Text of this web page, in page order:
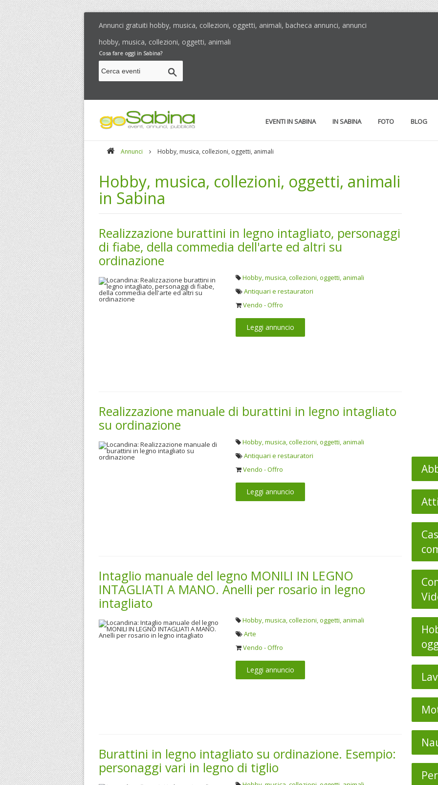
Annunci gratuiti hobby, musica, collezioni, oggetti, animali, bacheca annunci, annunci
hobby, musica, collezioni, oggetti, animali
Cosa fare oggi in Sabina?
EVENTI IN SABINA IN SABINA FOTO BLOG
Annunci Hobby, musica, collezioni, oggetti, animali
Hobby, musica, collezioni, oggetti, animali
in Sabina
Realizzazione burattini in legno intagliato, personaggi
di fiabe, della commedia dell'arte ed altri su
ordinazione
Hobby, musica, collezioni, oggetti, animali
Antiquari e restauratori
Vendo - Offro
Leggi annuncio
Realizzazione manuale di burattini in legno intagliato
su ordinazione
Hobby, musica, collezioni, oggetti, animali
Antiquari e restauratori
Vendo - Offro
Leggi annuncio
Intaglio manuale del legno MONILI IN LEGNO
INTAGLIATI A MANO. Anelli per rosario in legno
intagliato
Hobby, musica, collezioni, oggetti, animali
Arte
Vendo - Offro
Leggi annuncio
Burattini in legno intagliato su ordinazione. Esempio:
personaggi vari in legno di tiglio